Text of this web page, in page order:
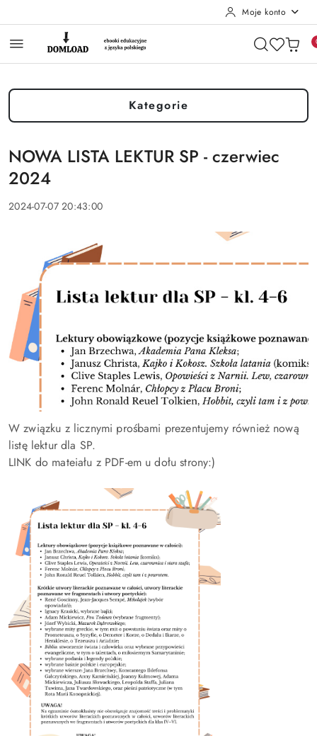
Moje konto
Kategorie
NOWA LISTA LEKTUR SP - czerwiec
2024
2024-07-07 20:43:00
W związku z licznymi prośbami prezentujemy również nową
listę lektur dla SP.
LINK do mateiału z PDF-em u dołu strony:)